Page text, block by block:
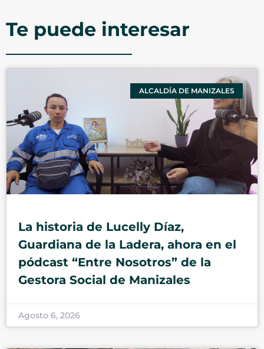
Te puede interesar
ALCALDÍA DE MANIZALES
La historia de Lucelly Díaz,
Guardiana de la Ladera, ahora en el
pódcast “Entre Nosotros” de la
Gestora Social de Manizales
Agosto 6, 2026